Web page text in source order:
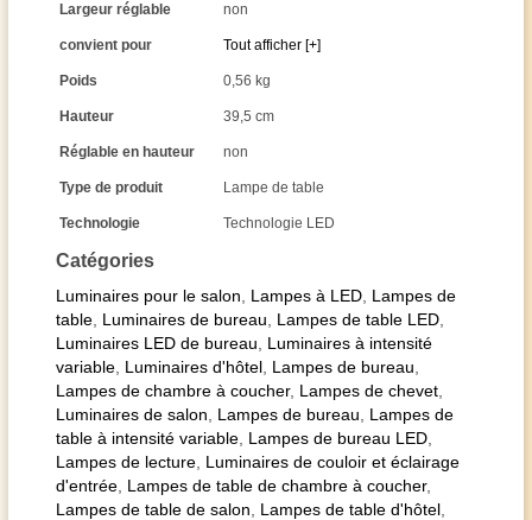
Catégories
Luminaires pour le salon Lampes à LED Lampes de
table Luminaires de bureau Lampes de table LED
Luminaires LED de bureau
Luminaires à intensité
variable Luminaires d'hôtel Lampes de bureau
Lampes de chambre à coucher, Lampes de chevet
Luminaires de salon
Lampes de bureau
Lampes de
table à intensité variable Lampes de bureau LED
Lampes de lecture Luminaires de couloir et éclairage
d'entrée Lampes de table de chambre à coucher,
Lampes de table de salon
Lampes de table d'hôtel
Largeur réglable non
convient pour Tout afficher [+]
Poids 0,56 kg
Hauteur 39,5 cm
Réglable en hauteur non
Type de produit Lampe de table
Technologie Technologie LED